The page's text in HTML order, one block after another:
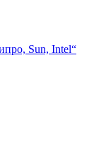
Sun, Intel“